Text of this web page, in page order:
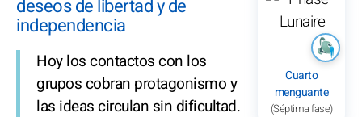
Cuarto
menguante
(Séptima fase)
deseos de libertad y de
independencia
Hoy los contactos con los
grupos cobran protagonismo y
las ideas circulan sin dificultad.